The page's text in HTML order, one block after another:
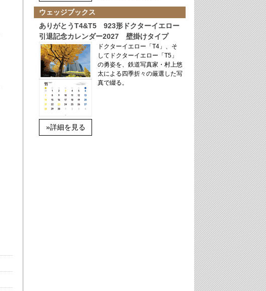
ウェッジブックス
ありがとうT4&T5 923形ドクターイエロー
引退記念カレンダー2027 壁掛けタイプ
»詳細を見る
ドクターイエロー「T4」、そ
してドクターイエロー「T5」
の勇姿を、鉄道写真家・村上悠
太による四季折々の厳選した写
真で綴る。